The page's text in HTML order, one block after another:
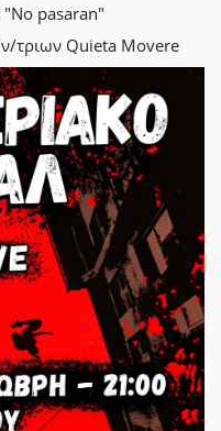
"No pasaran"
τριων Quieta Movere